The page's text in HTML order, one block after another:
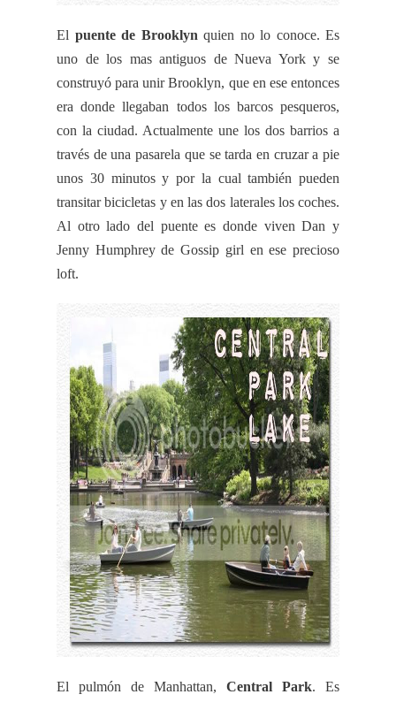
El puente de Brooklyn quien no lo conoce. Es
uno de los mas antiguos de Nueva Yorky se
construyó para unirBrooklyn, que en ese entonces
era donde llegaban todos los barcos pesqueros,
con la ciudad. Actualmente une los dos barrios a
través de una pasarela que se tarda en cruzar a pie
unos 30 minutos y por la cual también pueden
transitar bicicletas y en las dos laterales los coches.
Al otro lado del puente es donde viven Dan y
Jenny HumphreydeGossip girl en ese precioso
loft.
El pulmón de Manhattan, Central Park. Es